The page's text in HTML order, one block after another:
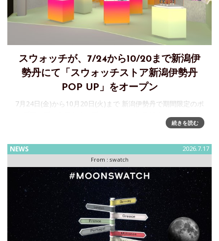
スウォッチが、7/24から10/20まで新潟伊
勢丹にて「スウォッチストア新潟伊勢丹
POP UP」をオープン
7月24日(金)から10月20日(火)まで 新潟伊勢丹で期間限定のポ
カラーで知られるスイスメイドのウォッチメーカー
続きを読む
NEWS 2026.7.17
From : swatch